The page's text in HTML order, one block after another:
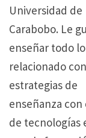
Universidad de
Carabobo. Le
enseñar todo lo
relacionado con
estrategias de
enseñanza con
de tecnologías